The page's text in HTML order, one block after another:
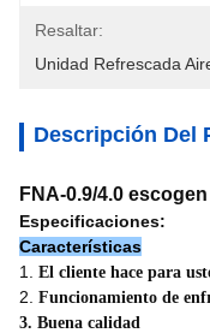
Resaltar:
Unidad Refrescada
Descripción Del
FNA-0.9/4.0
Especificaciones:
Características
1. El cliente hace para
2. Funcionamiento de
3. Buena calidad